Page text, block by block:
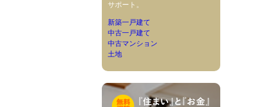
サポート。
新築一戸建て
中古一戸建て
中古マンション
土地